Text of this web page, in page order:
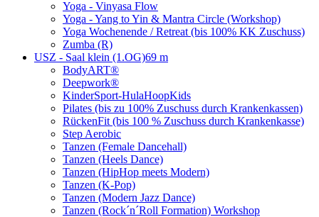
Yoga - Vinyasa Flow
Yoga - Yang to Yin & Mantra Circle (Workshop)
Yoga Wochenende / Retreat (bis 100% KK Zuschuss)
Zumba (R)
USZ - Saal klein (1.OG)69 m
BodyART®
Deepwork®
KinderSport-HulaHoopKids
Pilates (bis zu 100% Zuschuss durch Krankenkassen)
RückenFit (bis 100 % Zuschuss durch Krankenkasse)
Step Aerobic
Tanzen (Female Dancehall)
Tanzen (Heels Dance)
Tanzen (HipHop meets Modern)
Tanzen (K-Pop)
Tanzen (Modern Jazz Dance)
Tanzen (Rock´n´Roll Formation) Workshop